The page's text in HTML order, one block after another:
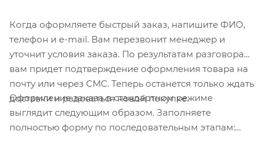
Когда оформляете быстрый заказ, напишите ФИО,
телефон и e-mail. Вам перезвонит менеджер и
уточнит условия заказа. По результатам разговора
вам придет подтверждение оформления товара на
почту или через СМС. Теперь останется только ждать
доставки и радоваться новой покупке.
Оформление заказа в стандартном режиме
выглядит следующим образом. Заполняете
полностью форму по последовательным этапам: